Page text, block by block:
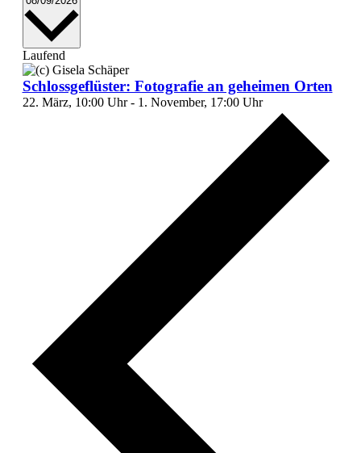
Laufend
Schlossgeflüster: Fotografie an geheimen Orten
22. März, 10:00 Uhr- 1. November, 17:00 Uhr